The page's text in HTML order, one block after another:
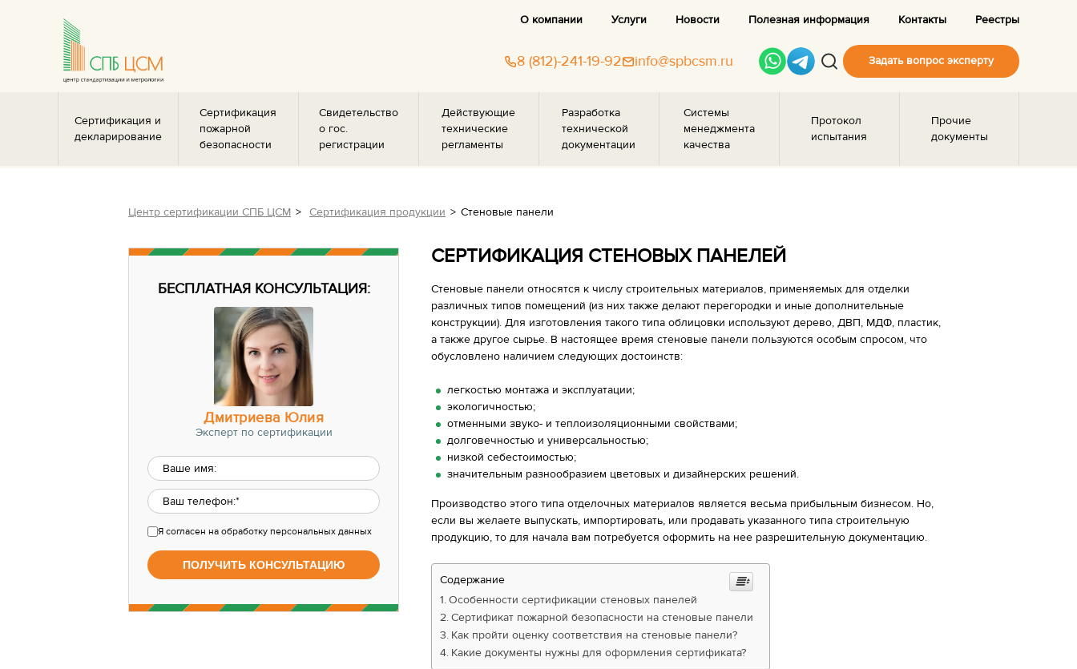
О компании Услуги Новости Полезная информация Контакты Реестры
8 (812)-241-19-92 info@spbcsm.ru Задать вопрос эксперту
Сертификация и
декларирование
Сертификация
пожарной
безопасности
Свидетельство
о гос.
регистрации
Действующие
технические
регламенты
Разработка
технической
документации
Системы
менеджмента
качества
Протокол
испытания
Прочие
документы
Центр сертификации СПБ ЦСМ Сертификация продукции Стеновые панели
БЕСПЛАТНАЯ КОНСУЛЬТАЦИЯ:
Дмитриева Юлия
Эксперт по сертификации
Я согласенна обработку персональных данных
СЕРТИФИКАЦИЯ СТЕНОВЫХ ПАНЕЛЕЙ
Стеновые панели относятся к числу строительных материалов, применяемых для отделки
различных типов помещений (из них также делают перегородки и иные дополнительные
конструкции). Для изготовления такого типа облицовки используют дерево, ДВП, МДФ, пластик,
а также другое сырье. В настоящее время стеновые панели пользуются особым спросом, что
обусловлено наличием следующих достоинств:
легкостью монтажа и эксплуатации;
экологичностью;
отменными звуко- и теплоизоляционными свойствами;
долговечностью и универсальностью;
низкой себестоимостью;
значительным разнообразием цветовых и дизайнерских решений.
Производство этого типа отделочных материалов является весьма прибыльным бизнесом. Но,
если вы желаете выпускать, импортировать, или продавать указанного типа строительную
продукцию, то для начала вам потребуется оформить на нее разрешительную документацию.
Содержание
Особенности сертификации стеновых панелей
Сертификат пожарной безопасности на стеновые панели
Как пройти оценку соответствия на стеновые панели?
Какие документы нужны для оформления сертификата?